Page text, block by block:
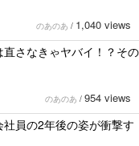
のあのあ / 1,040 views
さなきゃヤバイ！？その
のあのあ / 954 views
員の2年後の姿が衝撃す